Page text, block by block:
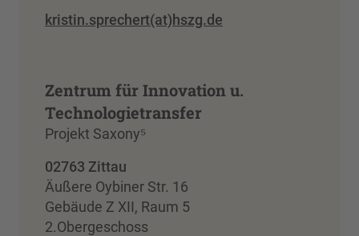
kristin.sprechert(at)hszg.de
Zentrum für Innovation u.
Technologietransfer
Projekt Saxony⁵
02763 Zittau
Äußere Oybiner Str. 16
Gebäude Z XII, Raum 5
2.Obergeschoss